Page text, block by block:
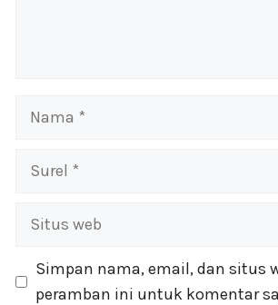
Nama
Surel
Situs
Simpan nama, email, dan situs
peramban ini untuk komentar